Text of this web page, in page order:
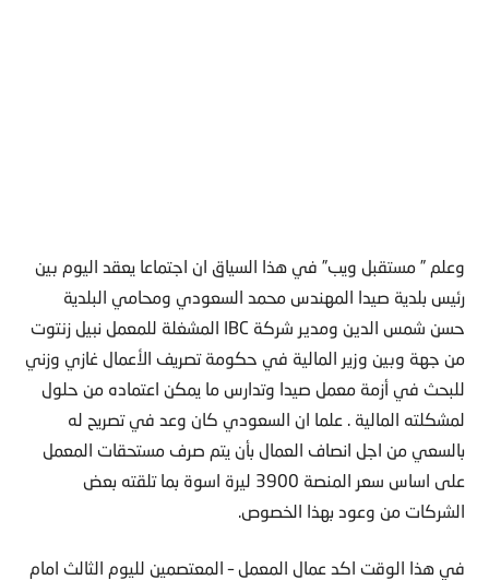
وعلم ” مستقبل ويب” في هذا السياق ان اجتماعا يعقد اليوم بين
رئيس بلدية صيدا المهندس محمد السعودي ومحامي البلدية
حسن شمس الدين ومدير شركة IBC المشغلة للمعمل نبيل زنتوت
من جهة وبين وزير المالية في حكومة تصريف الأعمال غازي وزني
للبحث في أزمة معمل صيدا وتدارس ما يمكن اعتماده من حلول
لمشكلته المالية . علما ان السعودي كان وعد في تصريح له
بالسعي من اجل انصاف العمال بأن يتم صرف مستحقات المعمل
على اساس سعر المنصة 3900 ليرة اسوة بما تلقته بعض
الشركات من وعود بهذا الخصوص.
في هذا الوقت اكد عمال المعمل – المعتصمين لليوم الثالث امام